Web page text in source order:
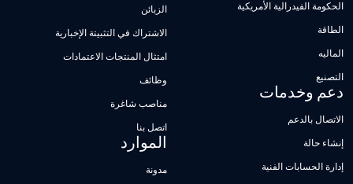
الحكومة الفيدرالية الأمريكية
الطاقة
الماليه
التصنيع
دعم وخدمات
الاتصال بالدعم
إنشاء حالة
إدارة الحسابات الفنية
الزبائن
الاشتراك في التثبيتة الإخبارية
امتثال المنتجات الاعتمادات
وظائف
مناصب شاغرة
اتصل بنا
الموارد
مدونة